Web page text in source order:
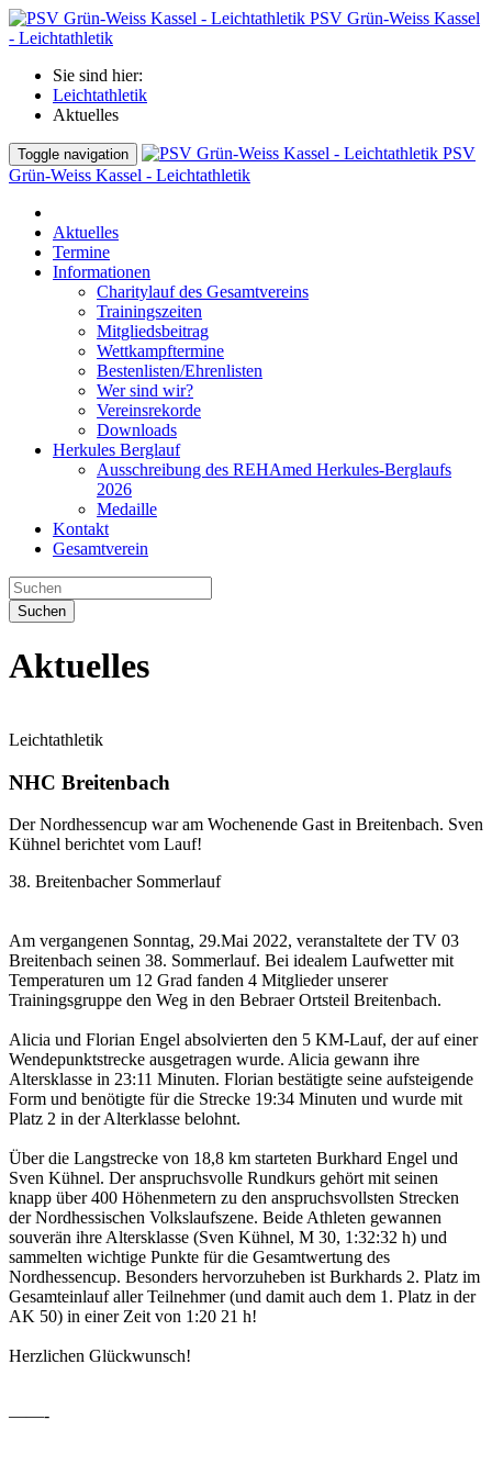
PSV Grün-Weiss Kassel
- Leichtathletik
Sie sind hier:
Leichtathletik
Aktuelles
Toggle navigation
PSV
Grün-Weiss Kassel - Leichtathletik
Aktuelles
Termine
Informationen
Charitylauf des Gesamtvereins
Trainingszeiten
Mitgliedsbeitrag
Wettkampftermine
Bestenlisten/Ehrenlisten
Wer sind wir?
Vereinsrekorde
Downloads
Herkules Berglauf
Ausschreibung des REHAmed Herkules-Berglaufs
2026
Medaille
Kontakt
Gesamtverein
Suchen
Aktuelles
Leichtathletik
NHC Breitenbach
Der Nordhessencup war am Wochenende Gast in Breitenbach. Sven
Kühnel berichtet vom Lauf!
38. Breitenbacher Sommerlauf
Am vergangenen Sonntag, 29.Mai 2022, veranstaltete der TV 03
Breitenbach seinen 38. Sommerlauf. Bei idealem Laufwetter mit
Temperaturen um 12 Grad fanden 4 Mitglieder unserer
Trainingsgruppe den Weg in den Bebraer Ortsteil Breitenbach.
Alicia und Florian Engel absolvierten den 5 KM-Lauf, der auf einer
Wendepunktstrecke ausgetragen wurde. Alicia gewann ihre
Altersklasse in 23:11 Minuten. Florian bestätigte seine aufsteigende
Form und benötigte für die Strecke 19:34 Minuten und wurde mit
Platz 2 in der Alterklasse belohnt.
Über die Langstrecke von 18,8 km starteten Burkhard Engel und
Sven Kühnel. Der anspruchsvolle Rundkurs gehört mit seinen
knapp über 400 Höhenmetern zu den anspruchsvollsten Strecken
der Nordhessischen Volkslaufszene. Beide Athleten gewannen
souverän ihre Altersklasse (Sven Kühnel, M 30, 1:32:32 h) und
sammelten wichtige Punkte für die Gesamtwertung des
Nordhessencup. Besonders hervorzuheben ist Burkhards 2. Platz im
Gesamteinlauf aller Teilnehmer (und damit auch dem 1. Platz in der
AK 50) in einer Zeit von 1:20 21 h!
Herzlichen Glückwunsch!
——-